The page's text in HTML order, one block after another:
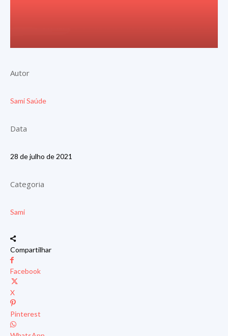
Autor
Sami Saúde
Data
28 de julho de 2021
Categoria
Sami
Compartilhar
Facebook
X
Pinterest